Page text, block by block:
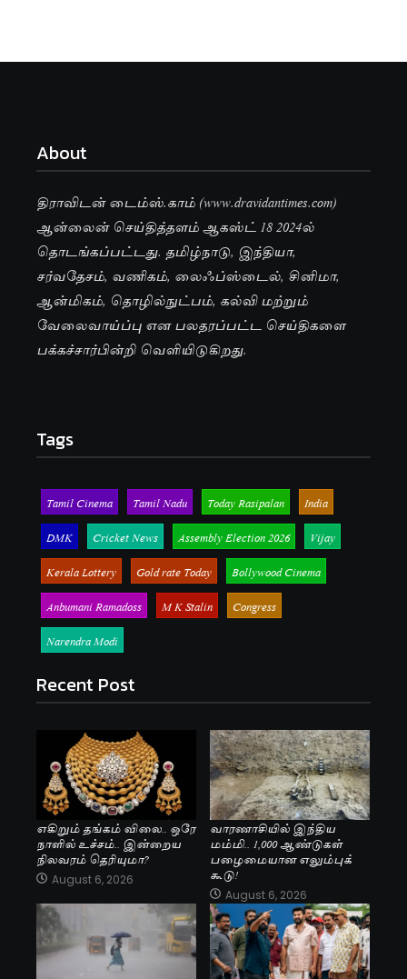
About
திராவிடன் டைம்ஸ்.காம் (www.dravidantimes.com)
ஆன்லைன் செய்தித்தளம் ஆகஸ்ட் 18 2024ல்
தொடங்கப்பட்டது. தமிழ்நாடு, இந்தியா,
சர்வதேசம், வணிகம், லைஃப்ஸ்டைல், சினிமா,
ஆன்மிகம், தொழில்நுட்பம், கல்வி மற்றும்
வேலைவாய்ப்பு என பலதரப்பட்ட செய்திகளை
பக்கச்சார்பின்றி வெளியிடுகிறது.
Tags
Tamil Cinema Tamil Nadu Today Rasipalan
India
DMK
Cricket News Assembly Election 2026
Vijay
Kerala Lottery
Gold rate Today
Bollywood Cinema
Anbumani Ramadoss
M K Stalin
Congress
Narendra Modi
Recent Post
எகிறும் தங்கம் விலை.. ஒரே
நாளில் உச்சம்.. இன்றைய
நிலவரம் தெரியுமா?
August 6, 2026
வாரணாசியில் இந்திய
மம்மி.. 1,000 ஆண்டுகள்
பழைமையான எலும்புக்
கூடு!
August 6, 2026